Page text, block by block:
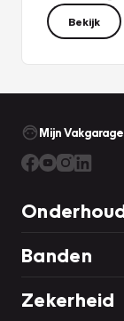
Bekijk
Mijn Vakgarage
Banden
Zekerheid